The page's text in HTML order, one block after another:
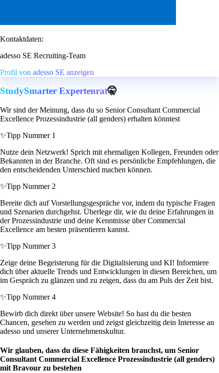
Kontaktdaten:
adesso SE Recruiting-Team
Profil von adesso SE anzeigen
StudySmarter Expertenrat🤫
Wir sind der Meinung, dass du so Senior Consultant Commercial
Excellence Prozessindustrie (all genders) erhalten könntest
✨Tipp Nummer 1
Nutze dein Netzwerk! Sprich mit ehemaligen Kollegen, Freunden oder
Bekannten in der Branche. Oft sind es persönliche Empfehlungen, die
den entscheidenden Unterschied machen können.
✨Tipp Nummer 2
Bereite dich auf Vorstellungsgespräche vor, indem du typische Fragen
und Szenarien durchgehst. Überlege dir, wie du deine Erfahrungen in
der Prozessindustrie und deine Kenntnisse über Commercial
Excellence am besten präsentieren kannst.
✨Tipp Nummer 3
Zeige deine Begeisterung für die Digitalisierung und KI! Informiere
dich über aktuelle Trends und Entwicklungen in diesen Bereichen, um
im Gespräch zu glänzen und zu zeigen, dass du am Puls der Zeit bist.
✨Tipp Nummer 4
Bewirb dich direkt über unsere Website! So hast du die besten
Chancen, gesehen zu werden und zeigst gleichzeitig dein Interesse an
adesso und unserer Unternehmenskultur.
Wir glauben, dass du diese Fähigkeiten brauchst, um Senior
Consultant Commercial Excellence Prozessindustrie (all genders)
mit Bravour zu bestehen